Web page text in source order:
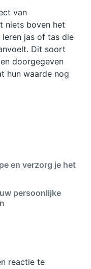
van
niets boven het
jas of tas die
Dit soort
doorgegeven
hun waarde nog
en verzorg je het
persoonlijke
reactie te